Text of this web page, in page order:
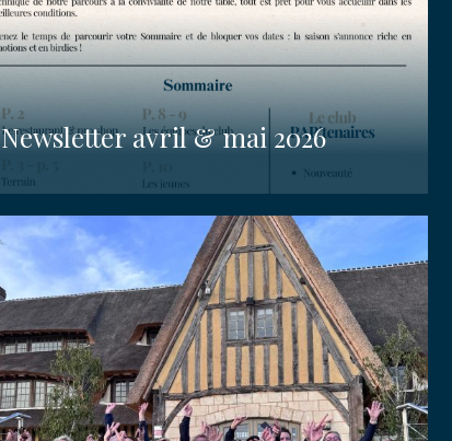
Newsletter avril & mai 2026